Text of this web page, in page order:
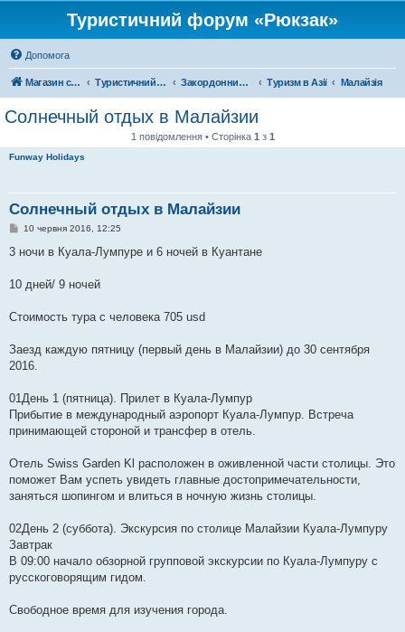
Туристичний форум «Рюкзак»
Допомога
Магазин спорядження Туристичний форум «Рюкзак» Закордонний туризм Туризм в Азії Малайзія
Солнечный отдых в Малайзии
1 повідомлення • Сторінка 1 з 1
Funway Holidays
Солнечный отдых в Малайзии
П
в
о
м
е
я
10 червня 2016, 12:25
3 ночи в Куала-Лумпуре и 6 ночей в Куантане
10 дней/ 9 ночей
Стоимость тура с человека 705 usd
Заезд каждую пятницу (первый день в Малайзии) до 30 сентября
2016.
01День 1 (пятница). Прилет в Куала-Лумпур
Прибытие в международный аэропорт Куала-Лумпур. Встреча
принимающей стороной и трансфер в отель.
Отель Swiss Garden Kl расположен в оживленной части столицы. Это
поможет Вам успеть увидеть главные достопримечательности,
заняться шопингом и влиться в ночную жизнь столицы.
02День 2 (суббота). Экскурсия по столице Малайзии Куала-Лумпуру
Завтрак
В 09:00 начало обзорной групповой экскурсии по Куала-Лумпуру с
русскоговорящим гидом.
Свободное время для изучения города.